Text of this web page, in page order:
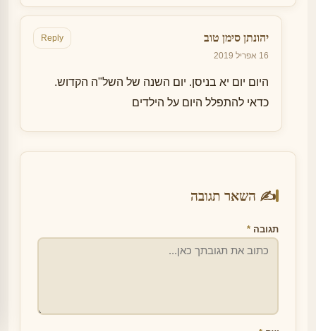
יהונתן סימן טוב
16 אפריל 2019
Reply
היום יום יא בניסן. יום השנה של השל"ה הקדוש.
כדאי להתפלל היום על הילדים
✍️ השאר תגובה
תגובה *